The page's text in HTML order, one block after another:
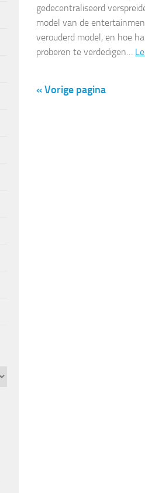
gedecentraliseerd
model van de
verouderd model, en hoe
proberen te verdedigen…
« Vorige pagina